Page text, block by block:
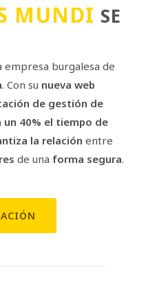
MUNDI SE
empresa burgalesa de
. Con su nueva web
de gestión de
un 40% el tiempo de
la relación entre
de una forma segura.